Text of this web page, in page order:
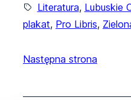
Literatura, Lubuskie
plakat, Pro Libris,
Następna strona